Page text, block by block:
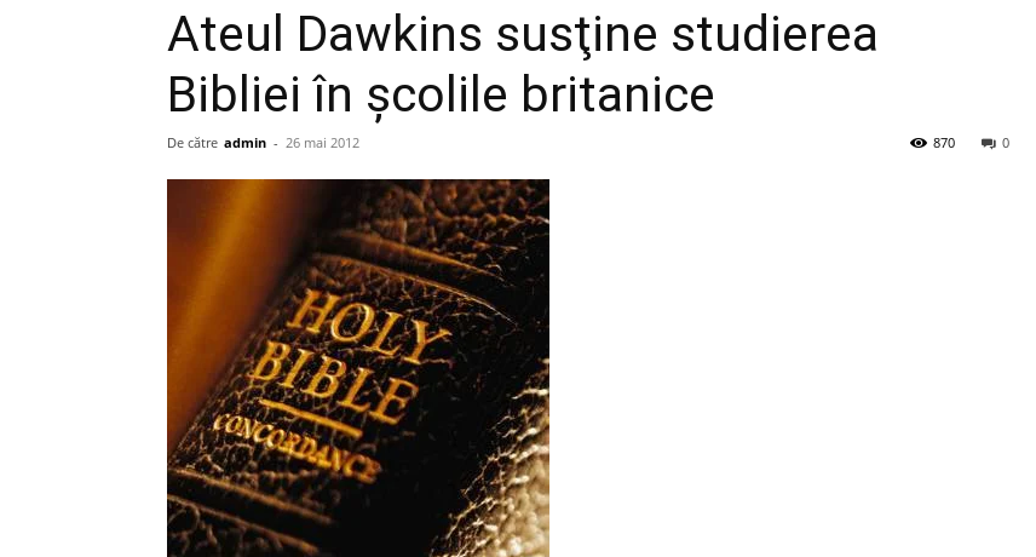
Ateul Dawkins susţine studierea
Bibliei în şcolile britanice
De către admin - 26 mai 2012 0
870